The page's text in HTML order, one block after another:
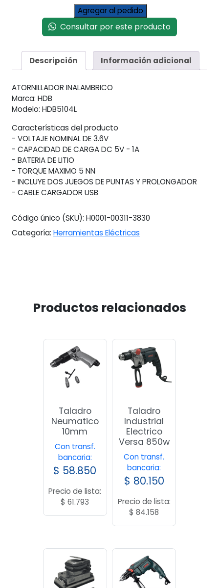
Atornillador
Destornillador
Usb
Litio
3.6v
cantidad
Agregar al pedido
Consultar por este producto
Descripción Información adicional
ATORNILLADOR INALAMBRICO
Marca: HDB
Modelo: HDB5104L
Características del producto
- VOLTAJE NOMINAL DE 3.6V
- CAPACIDAD DE CARGA DC 5V - 1A
- BATERIA DE LITIO
- TORQUE MAXIMO 5 NN
- INCLUYE DOS JUEGOS DE PUNTAS Y PROLONGADOR
- CABLE CARGADOR USB
Código único (SKU): H0001-00311-3830
Categoría: Herramientas Eléctricas
Productos relacionados
Taladro
Neumatico
10mm
Con transf.
bancaria:
$ 58.850
Precio de lista:
$ 61.793
Taladro
Industrial
Electrico
Versa 850w
Con transf.
bancaria:
$ 80.150
Precio de lista:
$ 84.158